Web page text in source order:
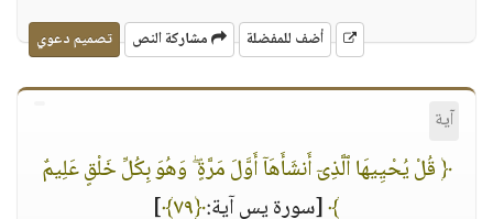
أضف للمفضلة مشاركة النص تصميم دعوي
آية
﴿ قُلْ يُحْيِيهَا ٱلَّذِىٓ أَنشَأَهَآ أَوَّلَ مَرَّةٍ ۖ وَهُوَ بِكُلِّ خَلْقٍ عَلِيمٌ
﴾[سورة يس آية:﴿٧٩﴾ ]